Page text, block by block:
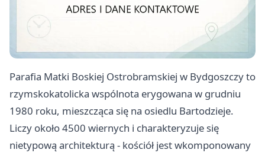
Parafia Matki Boskiej Ostrobramskiej w Bydgoszczy to
rzymskokatolicka wspólnota erygowana w grudniu
1980 roku, mieszcząca się na osiedlu Bartodzieje.
Liczy około 4500 wiernych i charakteryzuje się
nietypową architekturą - kościół jest wkomponowany